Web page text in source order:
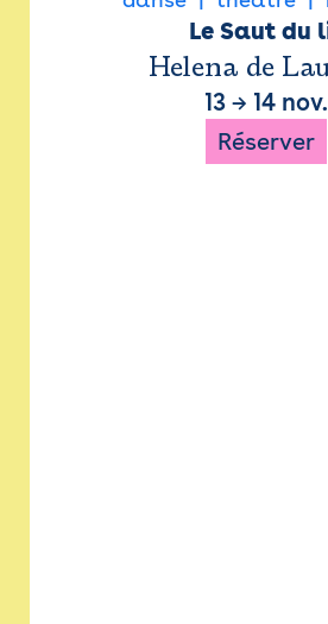
Le Saut du
Helena de
13 → 14 nov.
Réserver